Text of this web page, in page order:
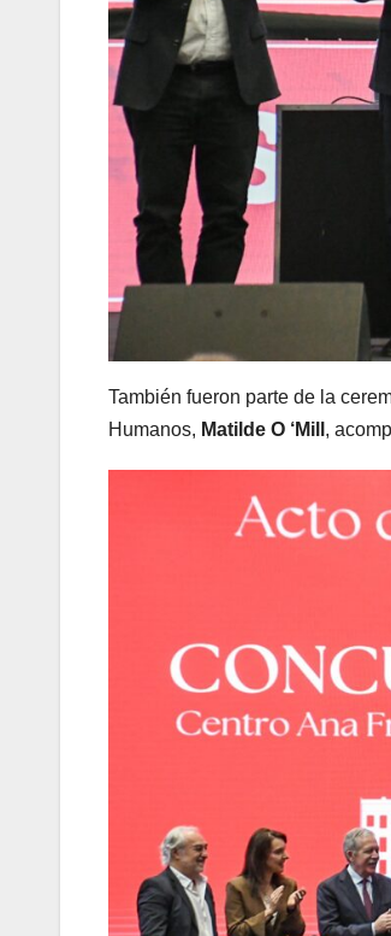
También fueron parte de la
Humanos, Matilde O ‘Mill ,